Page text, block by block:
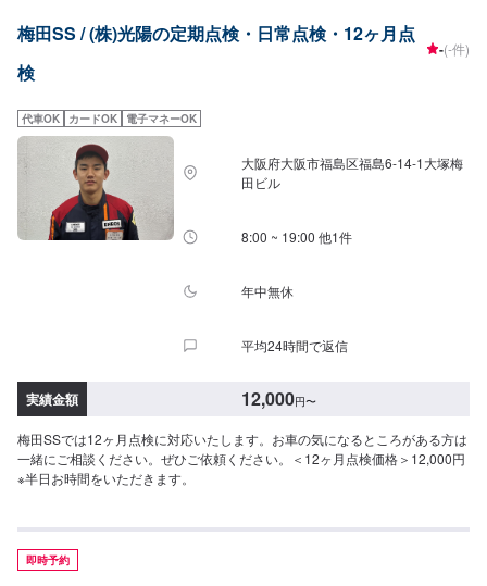
梅田SS / (株)光陽の定期点検・日常点検・12ヶ月点
検
-(-件)
代車OK カードOK 電子マネーOK
大阪府大阪市福島区福島6-14-1大塚梅
田ビル
8:00 ~ 19:00 他1件
年中無休
平均24時間で返信
実績金額 12,000円〜
梅田SSでは12ヶ月点検に対応いたします。お車の気になるところがある方は
一緒にご相談ください。ぜひご依頼ください。＜12ヶ月点検価格＞12,000円
※半日お時間をいただきます。
即時予約